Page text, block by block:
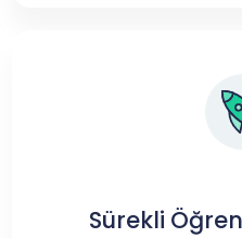
Sürekli